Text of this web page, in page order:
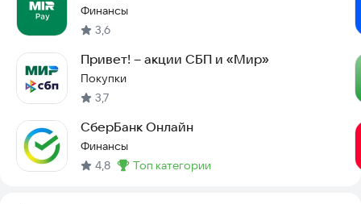
Финансы
3,6
Привет! – акции СБП и «Мир»
Покупки
3,7
СберБанк Онлайн
Финансы
4,8
Метка:
топ категории